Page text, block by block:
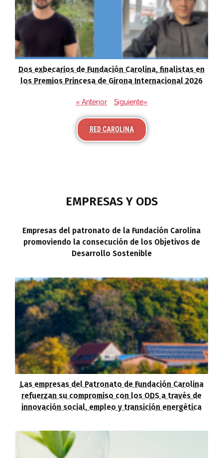
Dos exbecarios de Fundación Carolina, finalistas en
los Premios Princesa de Girona Internacional 2026
« Anterior Siguiente»
RED CAROLINA
EMPRESAS Y ODS
Empresas del patronato de la Fundación Carolina
promoviendo la consecución de los Objetivos de
Desarrollo Sostenible
Las empresas del Patronato de Fundación Carolina
refuerzan su compromiso con los ODS a través de
innovación social, empleo y transición energética